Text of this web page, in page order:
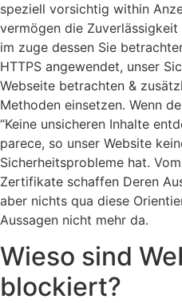
speziell vorsichtig within
vermögen die
im zuge dessen Sie
HTTPS angewendet, unser
Webseite betrachten &
Methoden einsetzen. Wenn
“Keine unsicheren Inhalte
parece, so unser Website
Sicherheitsprobleme hat.
Zertifikate schaffen Deren
aber nichts qua diese
Aussagen nicht mehr da.
Wieso sind
blockiert?